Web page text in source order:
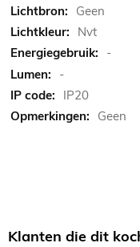
Geen
Nvt
-
-
IP20
Geen
Klanten die dit